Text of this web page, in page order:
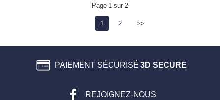
Page 1 sur 2
1 2 >>
PAIEMENT SÉCURISÉ 3D SECURE
REJOIGNEZ-NOUS